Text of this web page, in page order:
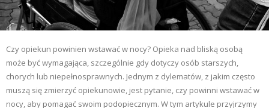
Czy opiekun powinien wstawać w nocy? Opieka nad bliską osobą
może być wymagająca, szczególnie gdy dotyczy osób starszych,
chorych lub niepełnosprawnych. Jednym z dylematów, z jakim często
muszą się zmierzyć opiekunowie, jest pytanie, czy powinni wstawać w
nocy, aby pomagać swoim podopiecznym. W tym artykule przyjrzymy